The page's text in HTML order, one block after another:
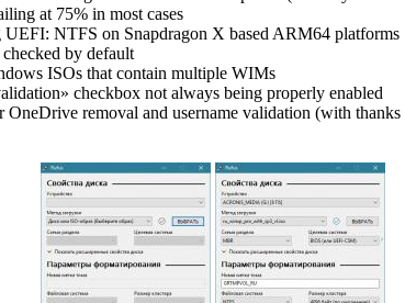
at 75% in most cases
UEFI: NTFS on Snapdragon X based ARM64 platforms
by default
ISOs that contain multiple WIMs
checkbox not always being properly enabled
removal and username validation (with